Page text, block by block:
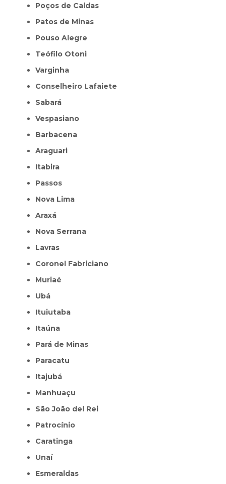
Poços de Caldas
Patos de Minas
Pouso Alegre
Teófilo Otoni
Varginha
Conselheiro Lafaiete
Sabará
Vespasiano
Barbacena
Araguari
Itabira
Passos
Nova Lima
Araxá
Nova Serrana
Lavras
Coronel Fabriciano
Muriaé
Ubá
Ituiutaba
Itaúna
Pará de Minas
Paracatu
Itajubá
Manhuaçu
São João del Rei
Patrocínio
Caratinga
Unaí
Esmeraldas